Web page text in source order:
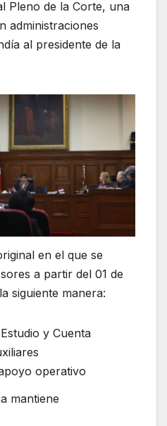
Pleno de la Corte, una
administraciones
al presidente de la
en el que se
a partir del 01 de
siguiente manera:
y Cuenta
operativo
mantiene